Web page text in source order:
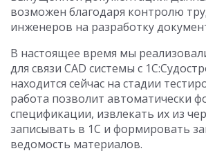
возможен благодаря контролю
инженеров на разработку
В настоящее время мы
для связи CAD системы с
находится сейчас на стадии
работа позволит автоматически
спецификации, извлекать их из
записывать в 1С и формировать
ведомость материалов.